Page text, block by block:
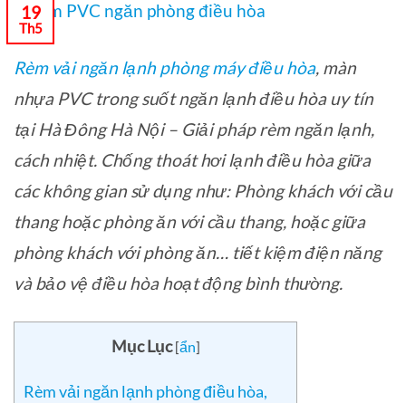
19
Th5
Rèm vải ngăn lạnh phòng máy điều hòa, màn
nhựa PVC trong suốt ngăn lạnh điều hòa uy tín
tại Hà Đông Hà Nội – Giải pháp rèm ngăn lạnh,
cách nhiệt. Chống thoát hơi lạnh điều hòa giữa
các không gian sử dụng như: Phòng khách với cầu
thang hoặc phòng ăn với cầu thang, hoặc giữa
phòng khách với phòng ăn… tiết kiệm điện năng
và bảo vệ điều hòa hoạt động bình thường.
Mục Lục [ẩn]
Rèm vải ngăn lạnh phòng điều hòa,